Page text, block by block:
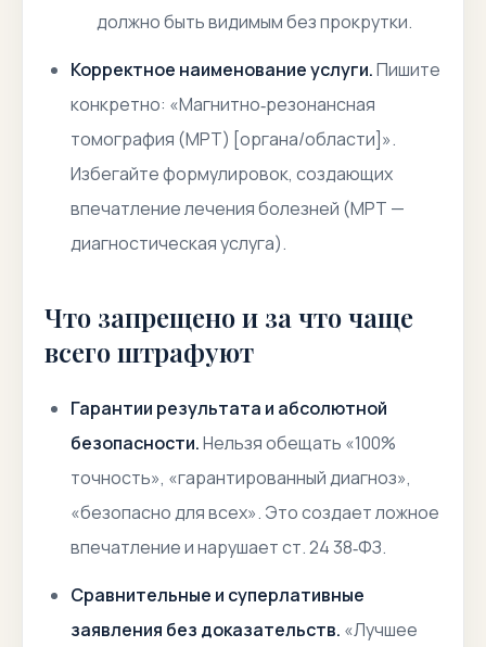
должно быть видимым без прокрутки.
Корректное наименование услуги.Пишите
конкретно: «Магнитно‑резонансная
томография (МРТ) [органа/области]».
Избегайте формулировок, создающих
впечатление лечения болезней (МРТ —
диагностическая услуга).
Что запрещено и за что чаще
всего штрафуют
Гарантии результата и абсолютной
безопасности.Нельзя обещать «100%
точность», «гарантированный диагноз»,
«безопасно для всех». Это создает ложное
впечатление и нарушает ст. 24 38‑ФЗ.
Сравнительные и суперлативные
заявления без доказательств. «Лучшее